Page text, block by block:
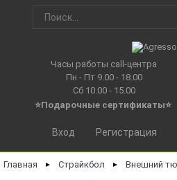
Часы работы call-центра
Пн - Пт 9.00 - 18.00
Сб 10.00 - 15.00
⭐Подарочные сертификаты⭐
Вход Регистрация
Главная ► Страйкбол ► Внешний